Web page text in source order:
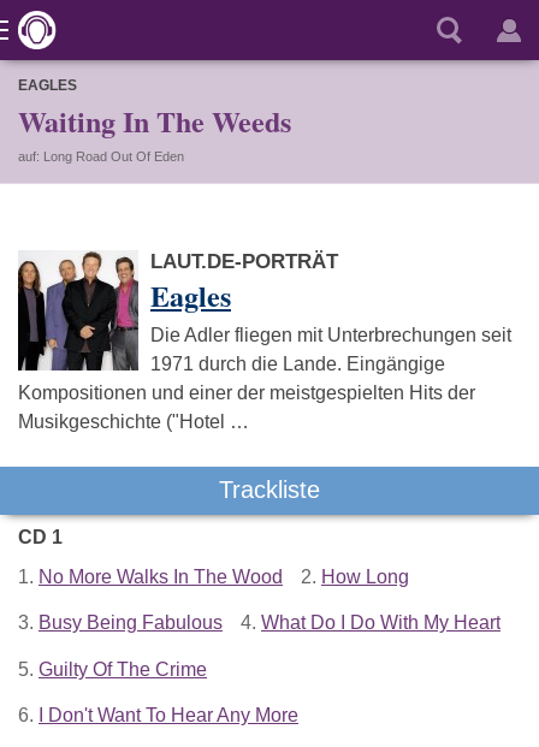
EAGLES
Waiting In The Weeds
auf: Long Road Out Of Eden
LAUT.DE-PORTRÄT
Eagles
Die Adler fliegen mit Unterbrechungen seit
1971 durch die Lande. Eingängige
Kompositionen und einer der meistgespielten Hits der
Musikgeschichte ("Hotel …
Trackliste
CD 1
1. No More Walks In The Wood 2. How Long
3. Busy Being Fabulous 4. What Do I Do With My Heart
5. Guilty Of The Crime
6. I Don't Want To Hear Any More